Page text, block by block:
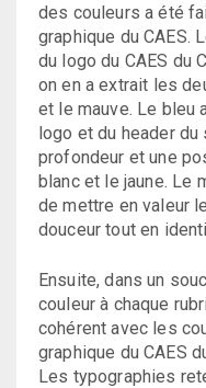
des couleurs a été
graphique du CAES.
du logo du CAES du
on en a extrait les
et le mauve. Le bleu
logo et du header
profondeur et une
blanc et le jaune. Le
de mettre en valeur
douceur tout en
Ensuite, dans un
couleur à chaque
cohérent avec les
graphique du CAES
Les typographies